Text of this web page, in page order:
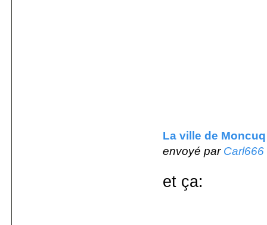
La ville de Moncuq
envoyé par Carl666
et ça: